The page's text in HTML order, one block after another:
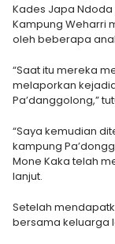
Kades Japa
Kampung Weharri
oleh beberapa
“Saat itu mereka
melaporkan
Pa’danggolong,”
“Saya kemudian
kampung
Mone Kaka telah
lanjut.
Setelah
bersama keluarga